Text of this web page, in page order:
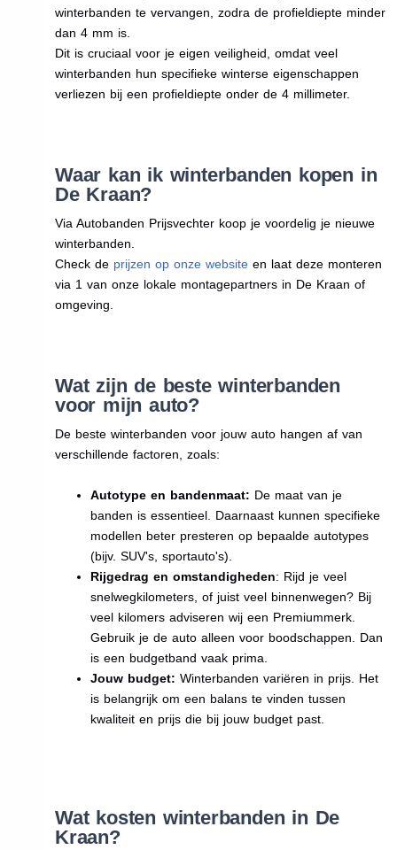
winterbanden te vervangen, zodra de profieldiepte minder
dan 4 mm is.
Dit is cruciaal voor je eigen veiligheid, omdat veel
winterbanden hun specifieke winterse eigenschappen
verliezen bij een profieldiepte onder de 4 millimeter.
Waar kan ik winterbanden kopen in
De Kraan?
Via Autobanden Prijsvechter koop je voordelig je nieuwe
winterbanden.
Check de prijzen op onze websiteen laat deze monteren
via 1 van onze lokale montagepartners in De Kraan of
omgeving.
Wat zijn de beste winterbanden
voor mijn auto?
De beste winterbanden voor jouw auto hangen af van
verschillende factoren, zoals:
Autotype en bandenmaat: De maat van je
banden is essentieel. Daarnaast kunnen specifieke
modellen beter presteren op bepaalde autotypes
(bijv. SUV's, sportauto's).
Rijgedrag en omstandigheden: Rijd je veel
snelwegkilometers, of juist veel binnenwegen? Bij
veel kilomers adviseren wij een Premiummerk.
Gebruik je de auto alleen voor boodschappen. Dan
is een budgetband vaak prima.
Jouw budget: Winterbanden variëren in prijs. Het
is belangrijk om een balans te vinden tussen
kwaliteit en prijs die bij jouw budget past.
Wat kosten winterbanden in De
Kraan?